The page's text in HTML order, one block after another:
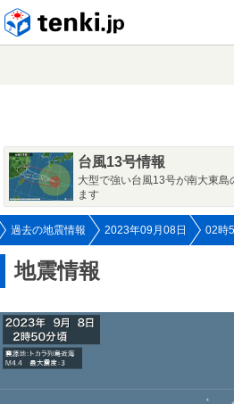
台風13号情報
大型で強い台風13号が南大東
ます
過去の地震情報 2023年09月08日 02時
地震情報